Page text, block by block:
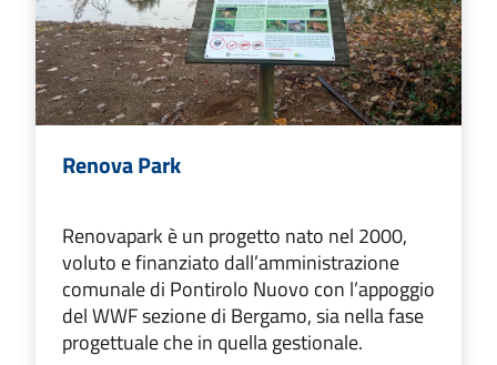
Renova Park
Renovapark è un progetto nato nel 2000,
voluto e finanziato dall’amministrazione
comunale di Pontirolo Nuovo con l’appoggio
del WWF sezione di Bergamo, sia nella fase
progettuale che in quella gestionale.